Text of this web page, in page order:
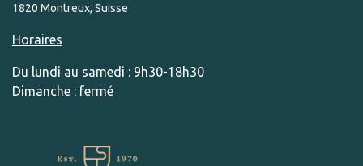
1820 Montreux, Suisse
Horaires
Du lundi au samedi : 9h30-18h30
Dimanche : fermé